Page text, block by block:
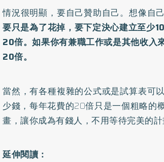
情況很明顯，要自己贊助自己。想像自
要只是為了花掉，要下定決心建立至少
20倍。如果你有兼職工作或是其他收入
20倍。
當然，有各種複雜的公式或是試算表可
少錢，每年花費的20倍只是一個粗略的
畫，讓你成為有錢人，不用等待完美的計
延伸閱讀：